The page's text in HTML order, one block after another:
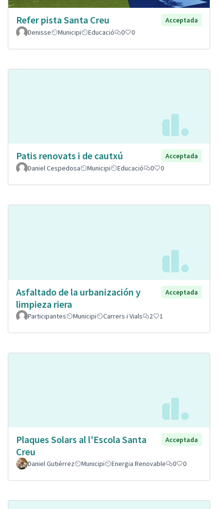
Refer pista Santa Creu
Acceptada
Denisse
Municipi Educació 0 0
Patis renovats i de cautxú
Acceptada
Daniel Cespedosa
Municipi Educació 0 0
Asfaltado de la urbanización y
limpieza riera
Acceptada
Participantes Municipi Carrers i Vials 2 1
Plaques Solars al l'Escola Santa
Creu
Acceptada
Daniel Gutiérrez Municipi Energia Renovable 0 0